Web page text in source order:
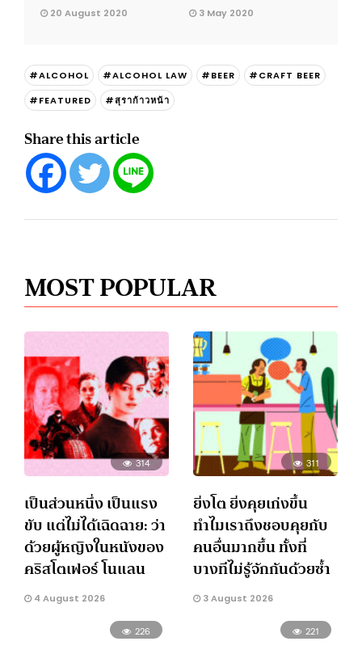
20 August 2020 3 May 2020
#ALCOHOL #ALCOHOL LAW #BEER
#CRAFT BEER
#FEATURED
#สุราก้าวหน้า
Share this article
MOST POPULAR
314
เป็นส่วนหนึ่ง เป็นแรง
ขับ แต่ไม่ได้เฉิดฉาย: ว่า
ด้วยผู้หญิงในหนังของ
คริสโตเฟอร์ โนแลน
4 August 2026
311
ยิ่งโต ยิ่งคุยเก่งขึ้น
ทำไมเราถึงชอบคุยกับ
คนอื่นมากขึ้น ทั้งที่
บางทีไม่รู้จักกันด้วยซ้ำ
3 August 2026
226 221